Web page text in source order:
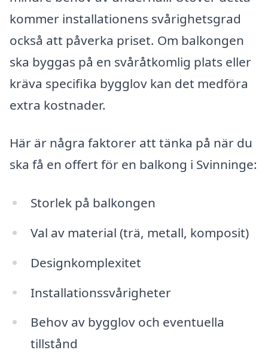
kommer installationens svårighetsgrad
också att påverka priset. Om balkongen
ska byggas på en svåråtkomlig plats eller
kräva specifika bygglov kan det medföra
extra kostnader.
Här är några faktorer att tänka på när du
ska få en offert för en balkong i Svinninge:
Storlek på balkongen
Val av material (trä, metall, komposit)
Designkomplexitet
Installationssvårigheter
Behov av bygglov och eventuella
tillstånd